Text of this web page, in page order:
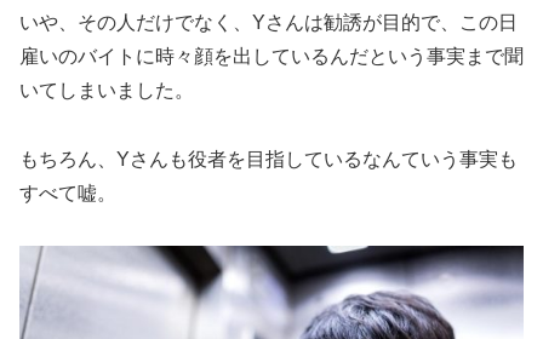
いや、その人だけでなく、Yさんは勧誘が目的で、この日
雇いのバイトに時々顔を出しているんだという事実まで聞
いてしまいました。
もちろん、Yさんも役者を目指しているなんていう事実も
すべて嘘。